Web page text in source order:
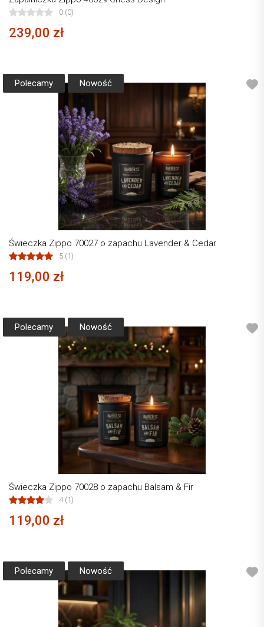
0 (0)
239,00 zł
Polecamy Nowość
Świeczka Zippo 70027 o zapachu Lavender & Cedar
5 (1)
119,00 zł
Polecamy Nowość
Świeczka Zippo 70028 o zapachu Balsam & Fir
4 (1)
119,00 zł
Polecamy Nowość